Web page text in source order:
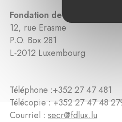
Fondation de Luxembourg
12, rue Erasme
P.O. Box 281
L-2012 Luxembourg
Téléphone :+352 27 47 481
Télécopie : +352 27 47 48
Courriel : secr@fdlux.lu